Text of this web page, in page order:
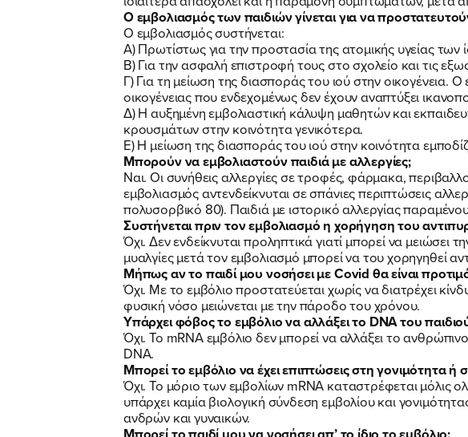
Ο εμβολιασμός των παιδιών γίνεται για να
Ο εμβολιασμός συστήνεται:
Α) Πρωτίστως για την προστασία της ατομικής υγείας των
Β) Για την ασφαλή επιστροφή τους στο σχολείο και τις
Γ) Για τη μείωση της διασποράς του ιού στην
οικογένειας που ενδεχομένως δεν έχουν αναπτύξει
Δ) Η αυξημένη εμβολιαστική κάλυψη μαθητών και
κρουσμάτων στην κοινότητα γενικότερα.
Ε) Η μείωση της διασποράς του ιού στην κοινότητα
Μπορούν να εμβολιαστούν παιδιά με αλλεργίες;
Ναι. Οι συνήθεις αλλεργίες σε τροφές, φάρμακα,
εμβολιασμός αντενδείκνυται σε σπάνιες περιπτώσεις
πολυσορβικό 80). Παιδιά με ιστορικό αλλεργίας
Συστήνεται πριν τον εμβολιασμό η χορήγηση του
Όχι. Δεν ενδείκνυται προληπτικά γιατί μπορεί να
μυαλγίες μετά τον εμβολιασμό μπορεί να του χορηγηθεί
Μήπως αν το παιδί μου νοσήσει με Covid θα είναι
Όχι. Με το εμβόλιο προστατεύεται χωρίς να διατρέχει
φυσική νόσο μειώνεται με την πάροδο του χρόνου.
Υπάρχει φόβος το εμβόλιο να αλλάξει το DNA του
Όχι. Το mRNA εμβόλιο δεν μπορεί να αλλάξει το
DNA.
Μπορεί το εμβόλιο να έχει επιπτώσεις στη γονιμότητα
Όχι. Το μόριο των εμβολίων mRNA καταστρέφεται
υπάρχει καμία βιολογική σύνδεση εμβολίου και
ανδρών και γυναικών.